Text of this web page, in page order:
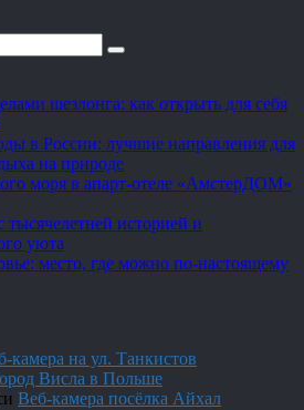
шезлонга: как открыть для себя
в России: лучшие направления для
на природе
моря в апарт-отеле «АмстерДОМ»
историей и
уюта
место, где можно по-настоящему
камера на ул. Танкистов
Висла в Польше
Веб-камера посёлка Айхал